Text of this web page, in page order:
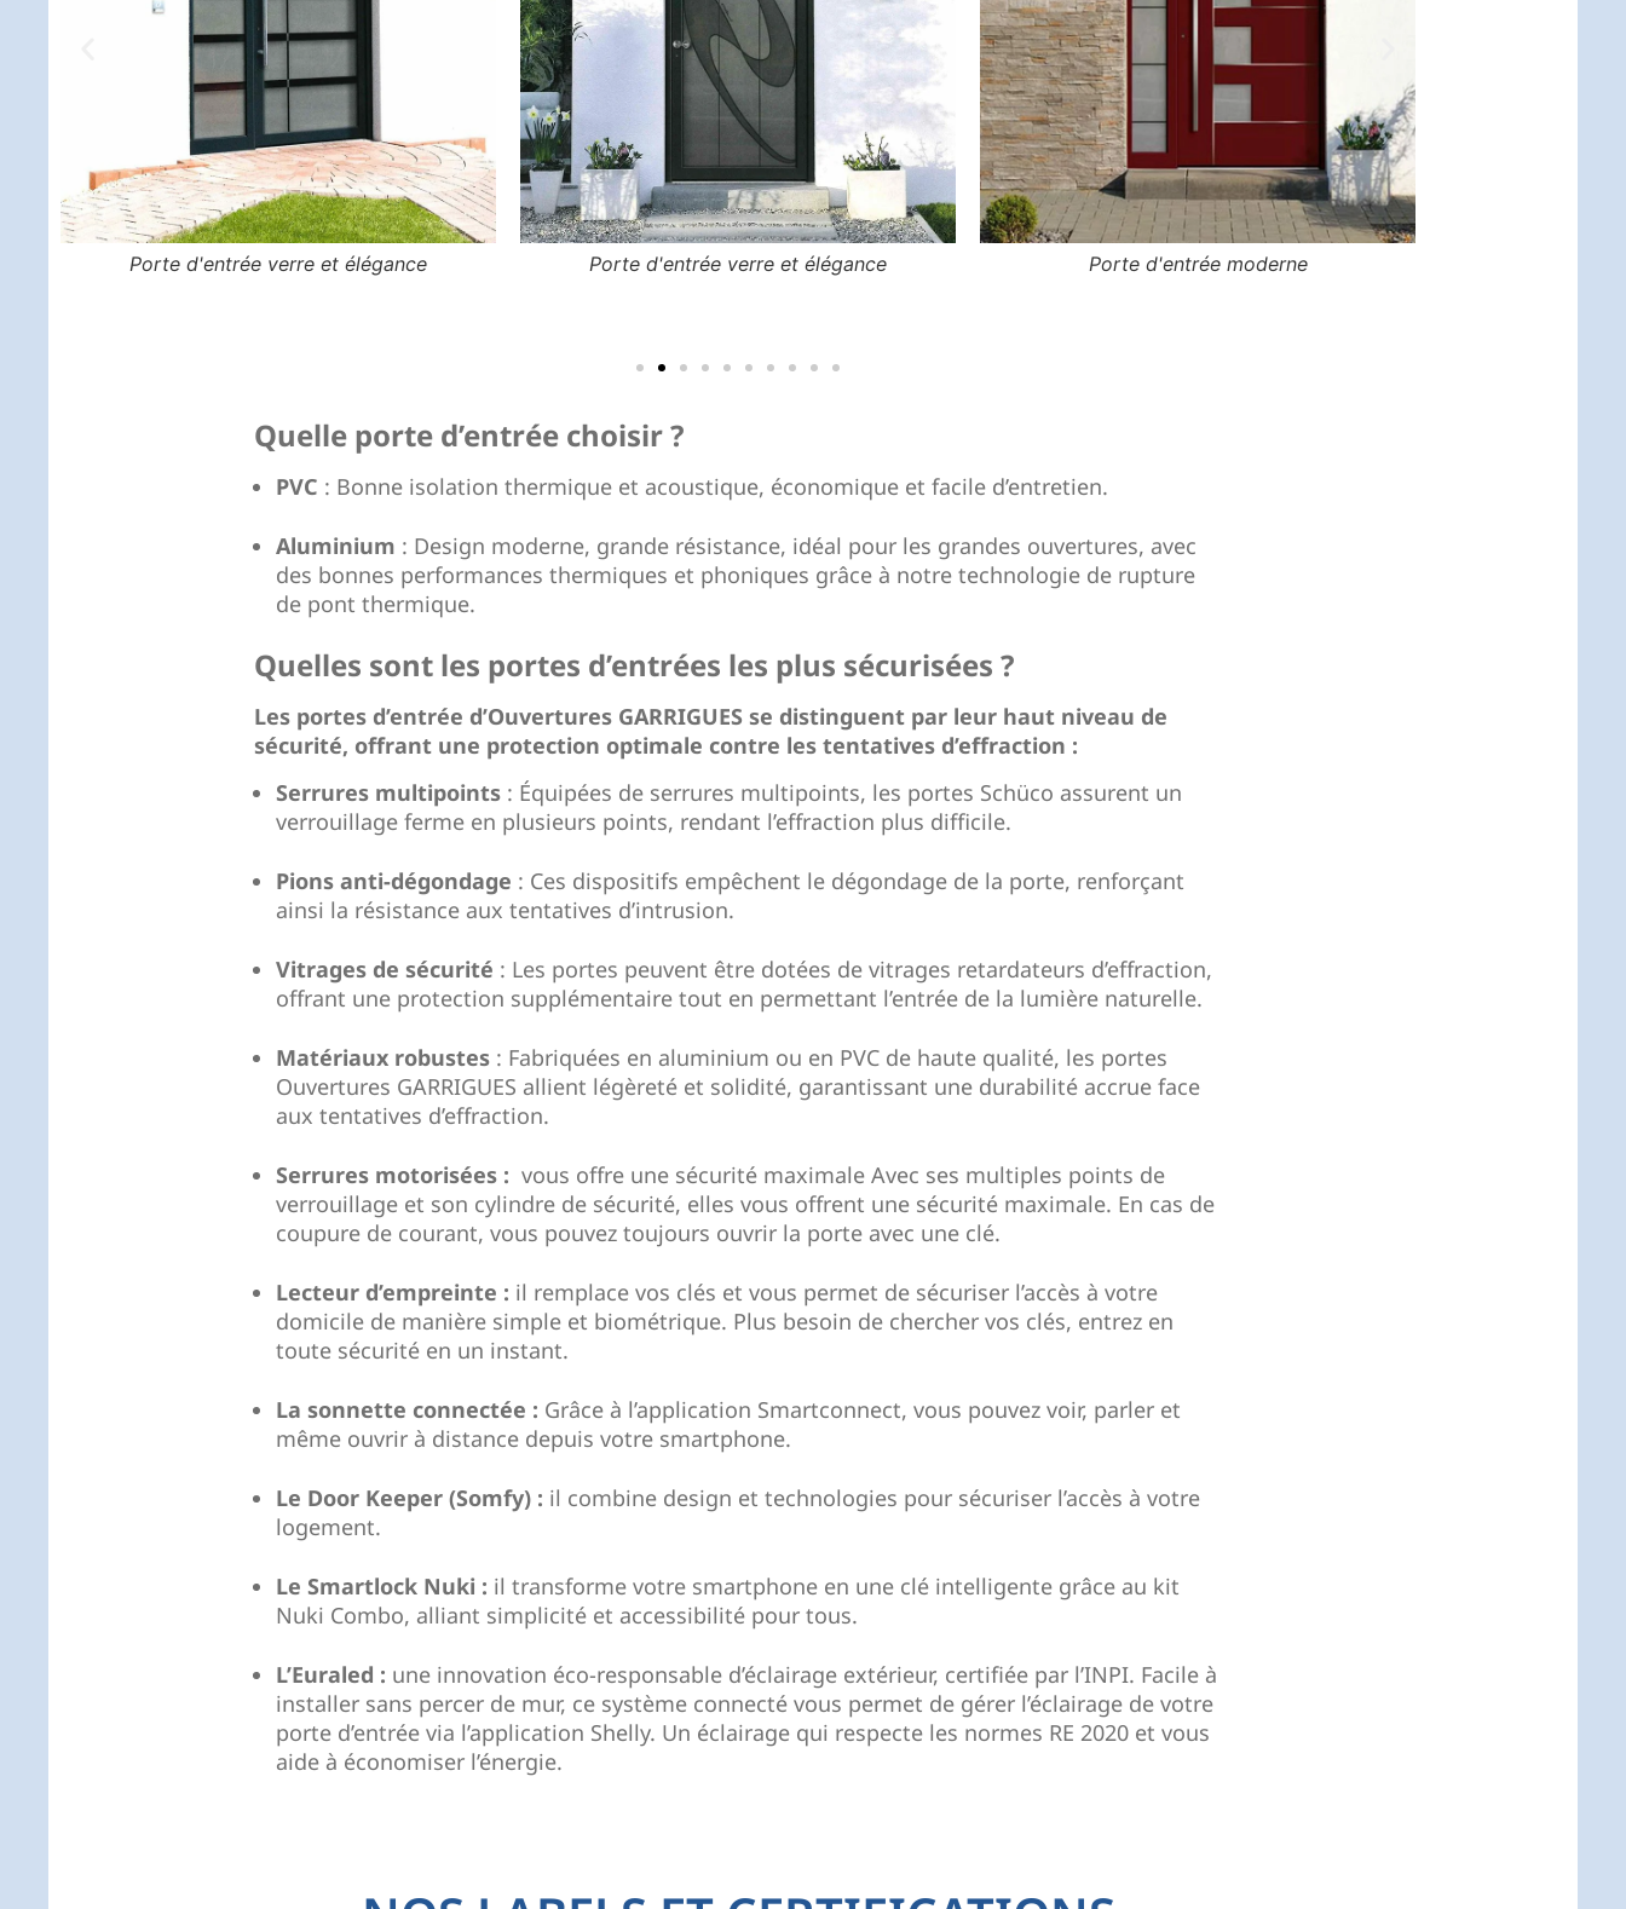
Porte d'entrée verre et élégance Porte d'entrée verre et élégance Porte d'entrée moderne
Quelle porte d’entrée choisir ?
PVC : Bonne isolation thermique et acoustique, économique et facile d’entretien.
Aluminium : Design moderne, grande résistance, idéal pour les grandes ouvertures, avec
des bonnes performances thermiques et phoniques grâce à notre technologie de rupture
de pont thermique.
Quelles sont les portes d’entrées les plus sécurisées ?
Les portes d’entrée d’Ouvertures GARRIGUES se distinguent par leur haut niveau de
sécurité, offrant une protection optimale contre les tentatives d’effraction :
Serrures multipoints : Équipées de serrures multipoints, les portes Schüco assurent un
verrouillage ferme en plusieurs points, rendant l’effraction plus difficile.
Pions anti-dégondage : Ces dispositifs empêchent le dégondage de la porte, renforçant
ainsi la résistance aux tentatives d’intrusion.
Vitrages de sécurité : Les portes peuvent être dotées de vitrages retardateurs d’effraction,
offrant une protection supplémentaire tout en permettant l’entrée de la lumière naturelle.
Matériaux robustes : Fabriquées en aluminium ou en PVC de haute qualité, les portes
Ouvertures GARRIGUES allient légèreté et solidité, garantissant une durabilité accrue face
aux tentatives d’effraction.
Serrures motorisées : vous offre une sécurité maximale Avec ses multiples points de
verrouillage et son cylindre de sécurité, elles vous offrent une sécurité maximale. En cas de
coupure de courant, vous pouvez toujours ouvrir la porte avec une clé.
Lecteur d’empreinte : il remplace vos clés et vous permet de sécuriser l’accès à votre
domicile de manière simple et biométrique. Plus besoin de chercher vos clés, entrez en
toute sécurité en un instant.
La sonnette connectée : Grâce à l’application Smartconnect, vous pouvez voir, parler et
même ouvrir à distance depuis votre smartphone.
Le Door Keeper (Somfy) : il combine design et technologies pour sécuriser l’accès à votre
logement.
Le Smartlock Nuki : il transforme votre smartphone en une clé intelligente grâce au kit
Nuki Combo, alliant simplicité et accessibilité pour tous.
L’Euraled : une innovation éco-responsable d’éclairage extérieur, certifiée par l’INPI. Facile à
installer sans percer de mur, ce système connecté vous permet de gérer l’éclairage de votre
porte d’entrée via l’application Shelly. Un éclairage qui respecte les normes RE 2020 et vous
aide à économiser l’énergie.